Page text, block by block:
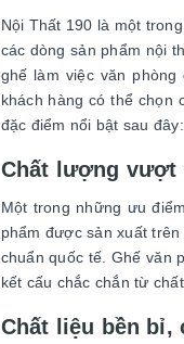
Nội Thất 190 là một
các dòng sản phẩm nội
ghế làm việc văn
khách hàng có thể chọn
đặc điểm nổi bật sau đây:
Chất lượng vượt
Một trong những ưu
phẩm được sản xuất
chuẩn quốc tế. Ghế văn
kết cấu chắc chắn từ
Chất liệu bền bỉ,